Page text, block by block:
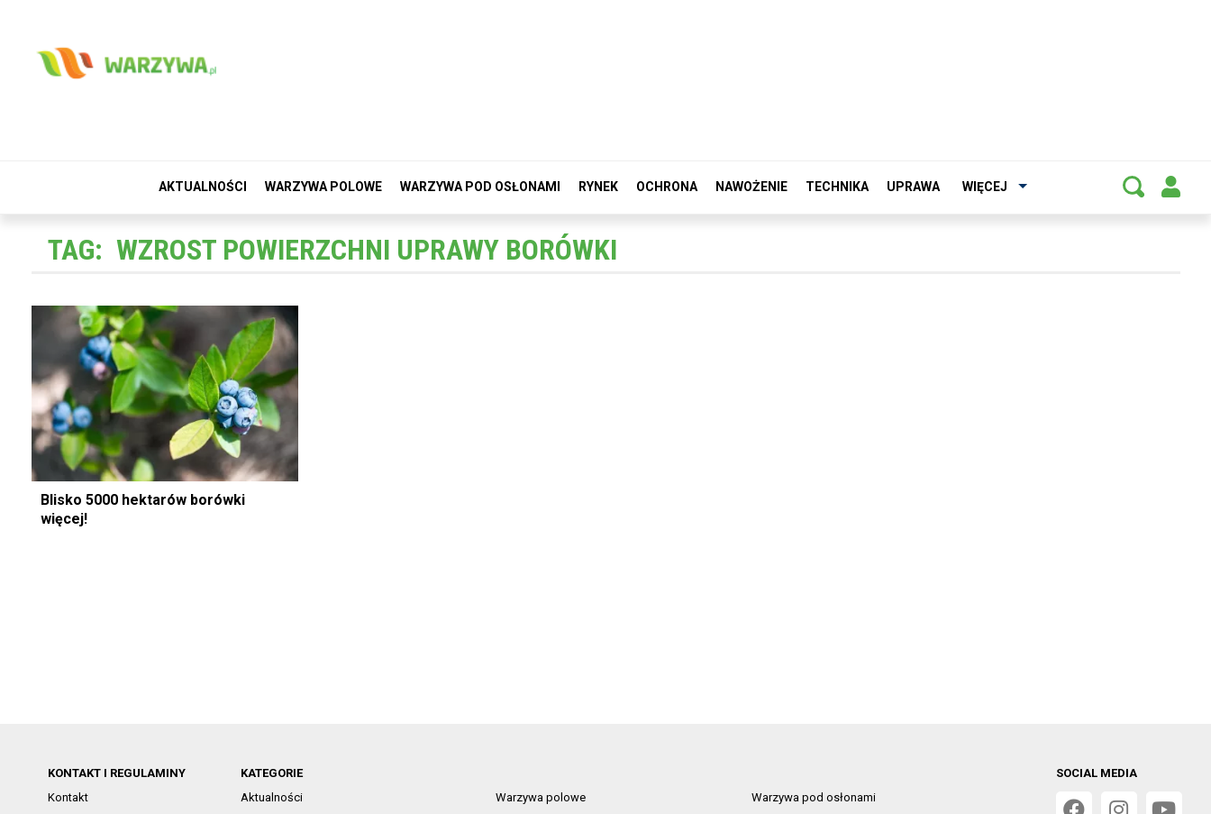
AKTUALNOŚCI WARZYWA POLOWE WARZYWA POD OSŁONAMI RYNEK OCHRONA NAWOŻENIE TECHNIKA UPRAWA WIĘCEJ
TAG: WZROST POWIERZCHNI UPRAWY BORÓWKI
Blisko 5000 hektarów borówki
więcej!
KONTAKT I REGULAMINY
Kontakt
KATEGORIE
Aktualności
Warzywa polowe
Warzywa pod osłonami
SOCIAL MEDIA